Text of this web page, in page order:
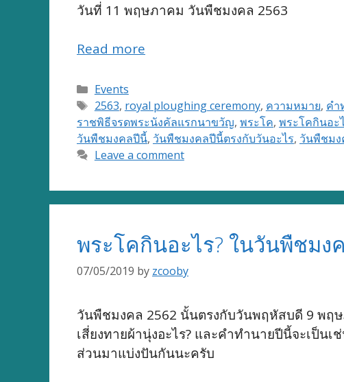
วันที่ 11 พฤษภาคม วันพืชมงคล 2563
Read more
Categories
Events
Tags
2563, royal ploughing ceremony, ความหมาย, คำ
ราชพิธีจรดพระนังคัลแรกนาขวัญ, พระโค, พระโคกินอะ
วันพืชมงคลปีนี้, วันพืชมงคลปีนี้ตรงกับวันอะไร, วันพืชม
Leave a comment
พระโคกินอะไร? ในวันพืชม
07/05/2019 by zcooby
วันพืชมงคล 2562 นั้นตรงกับวันพฤหัสบดี 9 พฤษ
เสี่ยงทายผ้านุ่งอะไร? และคำทำนายปีนี้จะเป็น
ส่วนมาแบ่งปันกันนะครับ